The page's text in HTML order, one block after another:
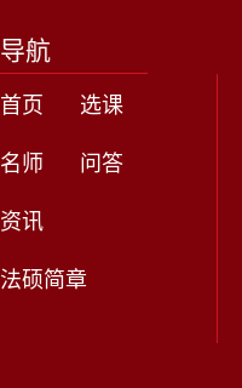
导航
首页
选课
名师
问答
资讯
法硕简章